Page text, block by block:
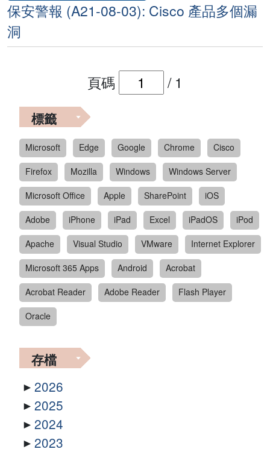
保安警報 (A21-08-03): Cisco 產品多個漏
洞
頁碼 / 1
標籤
Microsoft Edge Google Chrome
Cisco
Firefox
Mozilla Windows
Windows Server
Microsoft Office
Apple SharePoint
iOS
Adobe
iPhone iPad Excel iPadOS
iPod
Apache
Visual Studio VMware
Internet Explorer
Microsoft 365 Apps
Android
Acrobat
Acrobat Reader
Adobe Reader
Flash Player
Oracle
存檔
2026
2025
2024
2023